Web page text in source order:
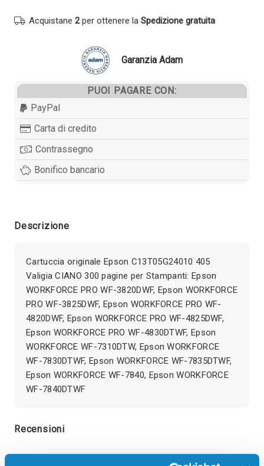
Valigia
Acquistane 2per ottenere la Spedizione gratuita
Garanzia Adam
PUOI PAGARE CON:
PayPal
Carta di credito
Contrassegno
Bonifico bancario
Descrizione
Cartuccia originale Epson C13T05G24010 405
Valigia CIANO 300 pagine per Stampanti: Epson
WORKFORCE PRO WF-3820DWF, Epson WORKFORCE
PRO WF-3825DWF, Epson WORKFORCE PRO WF-
4820DWF, Epson WORKFORCE PRO WF-4825DWF,
Epson WORKFORCE PRO WF-4830DTWF, Epson
WORKFORCE WF-7310DTW, Epson WORKFORCE
WF-7830DTWF, Epson WORKFORCE WF-7835DTWF,
Epson WORKFORCE WF-7840, Epson WORKFORCE
WF-7840DTWF
Recensioni